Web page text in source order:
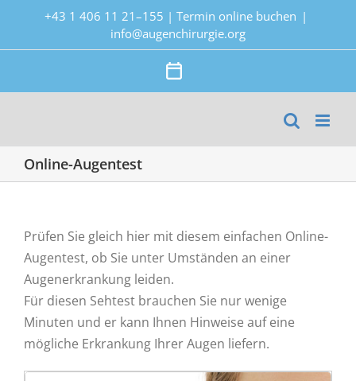
springen
+43 1 406 11 21–155 | Termin online buchen |
info@augenchirurgie.org
Termin
online
buchen
Online-Augentest
Prüfen Sie gleich hier mit diesem einfachen Online-
Augentest, ob Sie unter Umständen an einer
Augenerkrankung leiden.
Für diesen Sehtest brauchen Sie nur wenige
Minuten und er kann Ihnen Hinweise auf eine
mögliche Erkrankung Ihrer Augen liefern.